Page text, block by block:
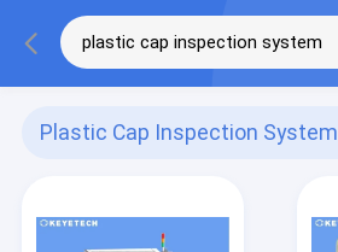
Plastic Cap Inspection System